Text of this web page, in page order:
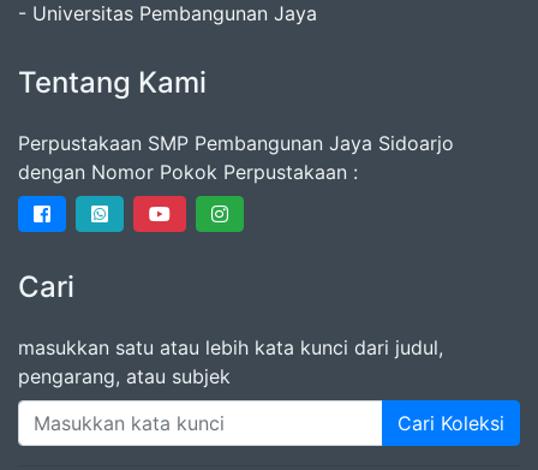
- Universitas Pembangunan Jaya
Tentang Kami
Perpustakaan SMP Pembangunan Jaya Sidoarjo
dengan Nomor Pokok Perpustakaan :
Cari
masukkan satu atau lebih kata kunci dari judul,
pengarang, atau subjek
Cari Koleksi